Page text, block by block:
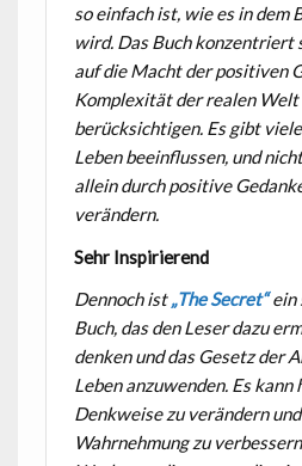
so einfach ist, wie es in dem
wird. Das Buch konzentriert
auf die Macht der positiven
Komplexität der realen
berücksichtigen. Es gibt
Leben beeinflussen, und
allein durch positive
verändern.
Sehr Inspirierend
Dennoch ist„The Secret“ein
Buch, das den Leser dazu
denken und das Gesetz der
Leben anzuwenden. Es kann
Denkweise zu verändern
Wahrnehmung zu